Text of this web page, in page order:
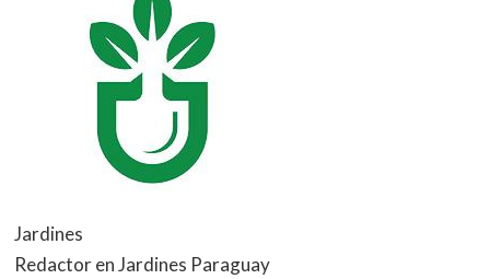
Jardines
Redactor en Jardines Paraguay